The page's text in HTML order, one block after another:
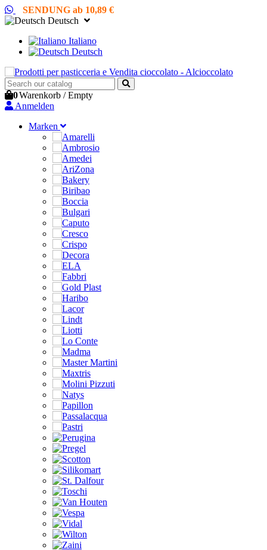
SENDUNG ab 10,89 €
Deutsch
Italiano
Deutsch
0Warenkorb /Empty
Anmelden
Marken